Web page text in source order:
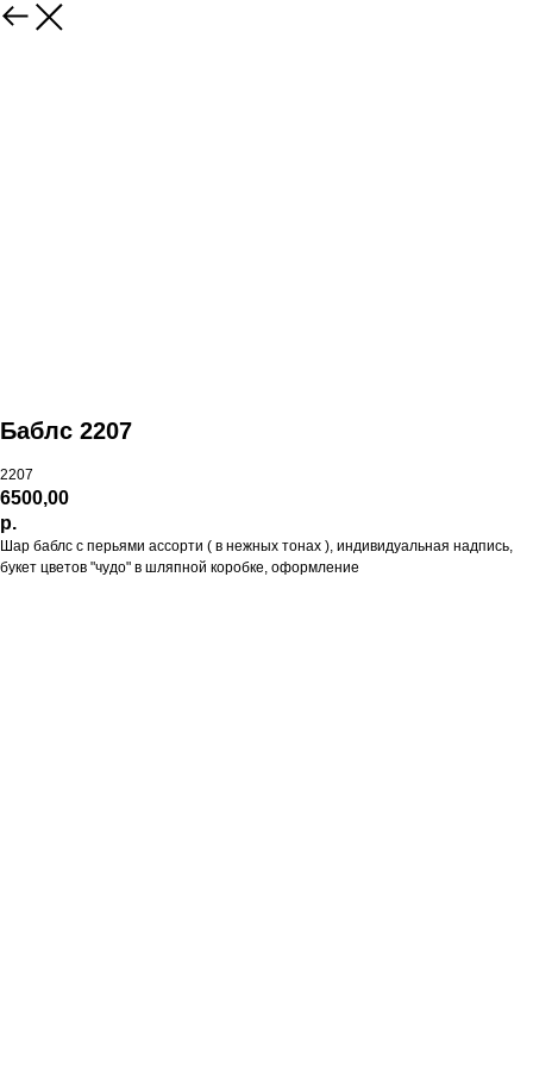
Баблс 2207
2207
6500,00
р.
Шар баблс с перьями ассорти ( в нежных тонах ), индивидуальная надпись,
букет цветов "чудо" в шляпной коробке, оформление